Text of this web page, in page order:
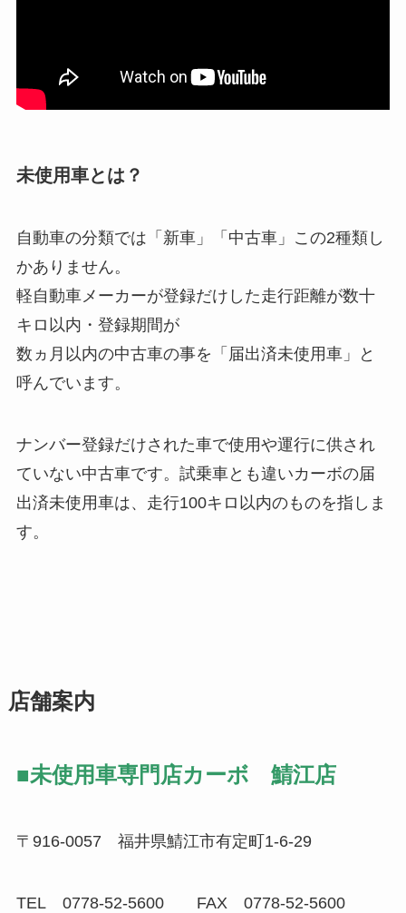
未使用車とは？
自動車の分類では「新車」「中古車」この2種類し
かありません。
軽自動車メーカーが登録だけした走行距離が数十
キロ以内・登録期間が
数ヵ月以内の中古車の事を「届出済未使用車」と
呼んでいます。
ナンバー登録だけされた車で使用や運行に供され
ていない中古車です。試乗車とも違いカーボの届
出済未使用車は、走行100キロ以内のものを指しま
す。
店舗案内
■未使用車専門店カーボ 鯖江店
〒916-0057 福井県鯖江市有定町1-6-29
TEL 0778-52-5600 FAX 0778-52-5600